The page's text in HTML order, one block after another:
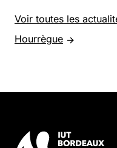
Voir toutes les
Hourrègue